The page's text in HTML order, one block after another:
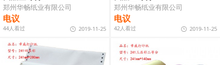
郑州华畅纸业有限公司
电议
44人看过 2019-11-25
郑州华畅纸业有限公司
电议
42人看过 2019-11-25